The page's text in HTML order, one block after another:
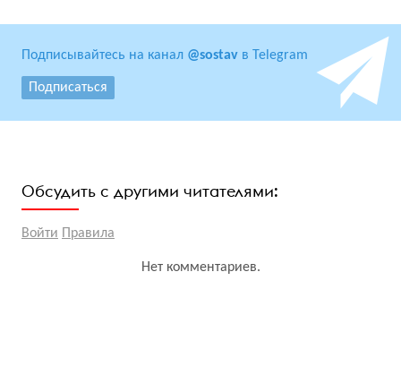
Подписывайтесь на канал @sostav в Telegram
Подписаться
Обсудить с другими читателями:
Войти Правила
Нет комментариев.